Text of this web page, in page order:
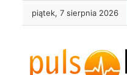
piątek, 7 sierpnia 2026